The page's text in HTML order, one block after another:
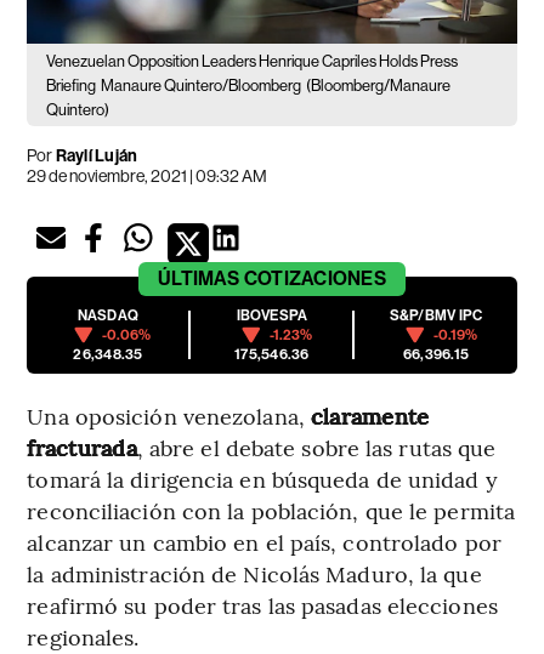
Venezuelan Opposition Leaders Henrique Capriles Holds Press
Briefing Manaure Quintero/Bloomberg (Bloomberg/Manaure
Quintero)
PorRaylí Luján
29 de noviembre, 2021 | 09:32 AM
ÚLTIMAS COTIZACIONES
NASDAQ
-0.06%
26,348.35
IBOVESPA
-1.23%
175,546.36
S&P/BMV IPC
-0.19%
66,396.15
Una oposición venezolana, claramente
fracturada, abre el debate sobre las rutas que
tomará la dirigencia en búsqueda de unidad y
reconciliación con la población, que le permita
alcanzar un cambio en el país, controlado por
la administración de Nicolás Maduro, la que
reafirmó su poder tras las pasadas elecciones
regionales.